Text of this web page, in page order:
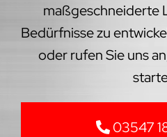
maßgeschneiderte
Bedürfnisse zu
oder rufen Sie uns
03547